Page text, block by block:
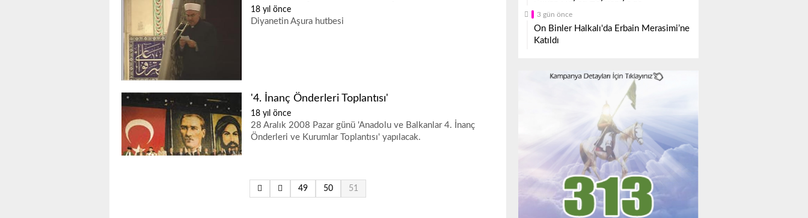
18 yıl önce
Diyanetin Aşura hutbesi
'4. İnanç Önderleri Toplantısı'
18 yıl önce
28 Aralık 2008 Pazar günü 'Anadolu ve Balkanlar 4. İnanç
Önderleri ve Kurumlar Toplantısı' yapılacak.
49 50 51
3 gün önce
On Binler Halkalı'da Erbain Merasimi’ne
Katıldı